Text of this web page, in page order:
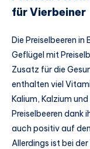
für Vierbeiner
Die Preiselbeeren
Geflügel mit
Zusatz für die
enthalten viel
Kalium, Kalzium
Preiselbeeren dank
auch positiv auf
Allerdings ist bei